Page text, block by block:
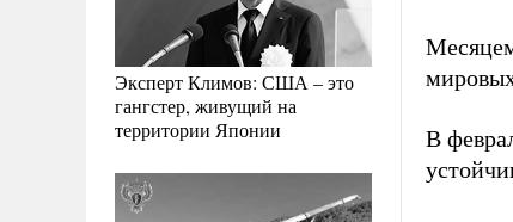
Эксперт Климов: США – это
гангстер, живущий на
территории Японии
В